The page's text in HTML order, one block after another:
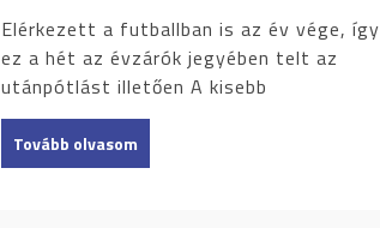
Elérkezett a futballban is az év vége, így
ez a hét az évzárók jegyében telt az
utánpótlást illetően A kisebb
Tovább olvasom